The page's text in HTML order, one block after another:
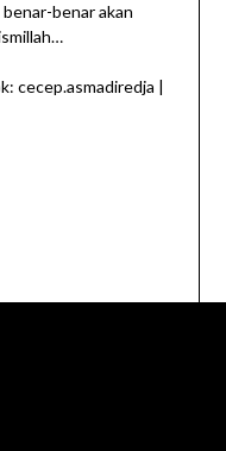
benar akan
cecep.asmadiredja |